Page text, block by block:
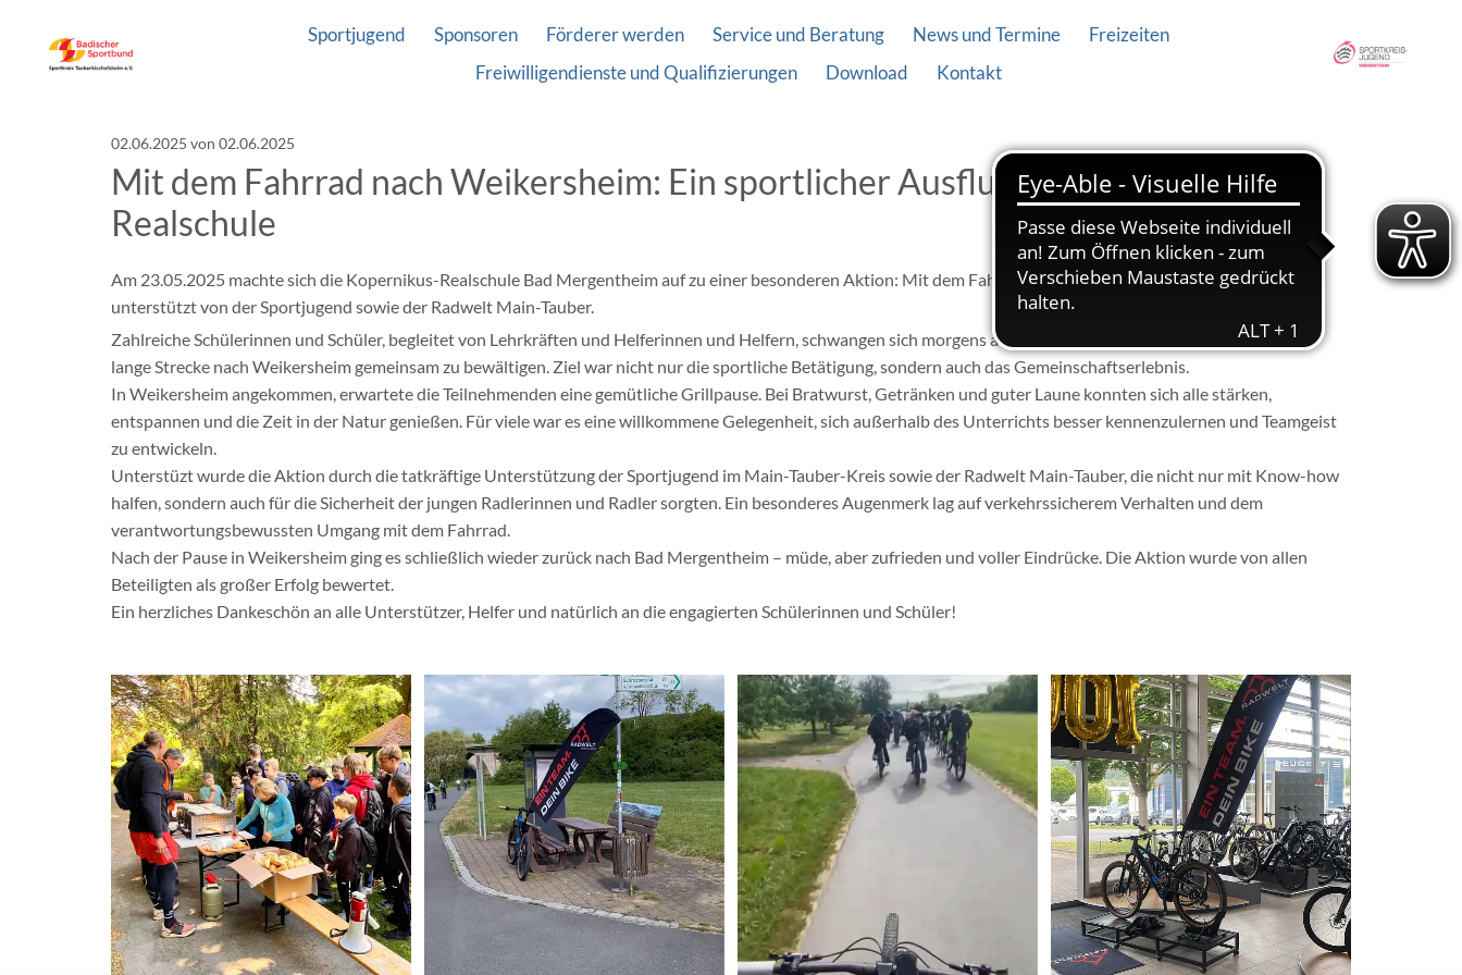
Sportjugend Sponsoren Förderer werden Service und Beratung News und Termine
Freizeiten
Freiwilligendienste und Qualifizierungen
Download Kontakt
02.06.2025 von 02.06.2025
Mit dem Fahrrad nach Weikersheim: Ein sportlicher Ausflug der Kopernikus-
Realschule
Am 23.05.2025 machte sich die Kopernikus-Realschule Bad Mergentheim auf zu einer besonderen Aktion: Mit dem Fahrrad ging es gemeinsam nach Weikersheim –
unterstützt von der Sportjugend sowie der Radwelt Main-Tauber.
Zahlreiche Schülerinnen und Schüler, begleitet von Lehrkräften und Helferinnen und Helfern, schwangen sich morgens auf ihre Fahrräder, um die rund 12 Kilometer
lange Strecke nach Weikersheim gemeinsam zu bewältigen. Ziel war nicht nur die sportliche Betätigung, sondern auch das Gemeinschaftserlebnis.
In Weikersheim angekommen, erwartete die Teilnehmenden eine gemütliche Grillpause. Bei Bratwurst, Getränken und guter Laune konnten sich alle stärken,
entspannen und die Zeit in der Natur genießen. Für viele war es eine willkommene Gelegenheit, sich außerhalb des Unterrichts besser kennenzulernen und Teamgeist
zu entwickeln.
Unterstüzt wurde die Aktion durch die tatkräftige Unterstützung der Sportjugend im Main-Tauber-Kreis sowie der Radwelt Main-Tauber, die nicht nur mit Know-how
halfen, sondern auch für die Sicherheit der jungen Radlerinnen und Radler sorgten. Ein besonderes Augenmerk lag auf verkehrssicherem Verhalten und dem
verantwortungsbewussten Umgang mit dem Fahrrad.
Nach der Pause in Weikersheim ging es schließlich wieder zurück nach Bad Mergentheim – müde, aber zufrieden und voller Eindrücke. Die Aktion wurde von allen
Beteiligten als großer Erfolg bewertet.
Ein herzliches Dankeschön an alle Unterstützer, Helfer und natürlich an die engagierten Schülerinnen und Schüler!